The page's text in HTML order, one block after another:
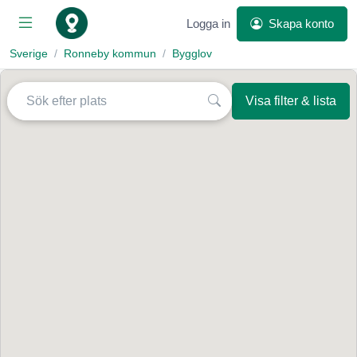
Logga in Skapa konto
Sverige Ronneby kommun Bygglov
Visa filter & lista